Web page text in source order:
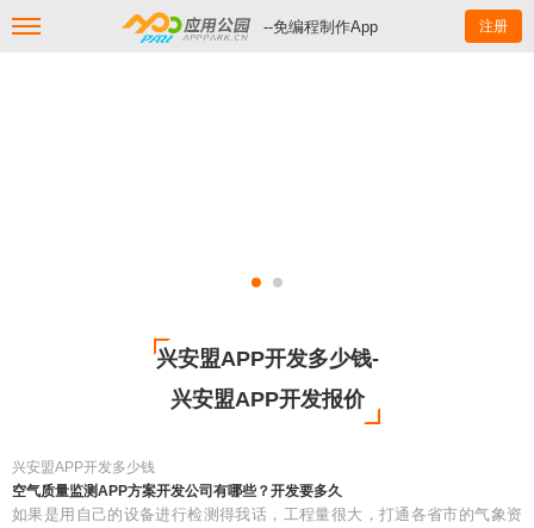
--免编程制作App 注册
兴安盟APP开发多少钱-
兴安盟APP开发报价
兴安盟APP开发多少钱
空气质量监测APP方案开发公司有哪些？开发要多久
如果是用自己的设备进行检测得我话，工程量很大，打通各省市的气象资